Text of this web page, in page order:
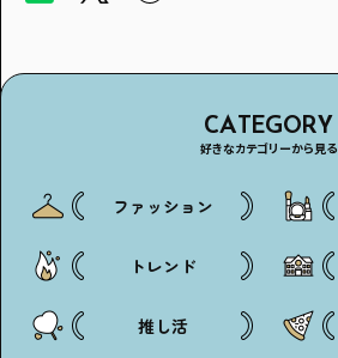
CATEGORY
好きなカテゴリーから見る
ファッション
トレンド
推し活